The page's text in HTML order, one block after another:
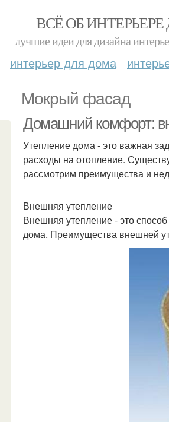
ВСЁ ОБ
лучшие идеи для дизайна
интерьер для дома
Мокрый фасад
Домашний комфорт:
Утепление дома - это важная
расходы на отопление.
рассмотрим преимущества и
Внешняя утепление
Внешняя утепление - это
дома. Преимущества внешней